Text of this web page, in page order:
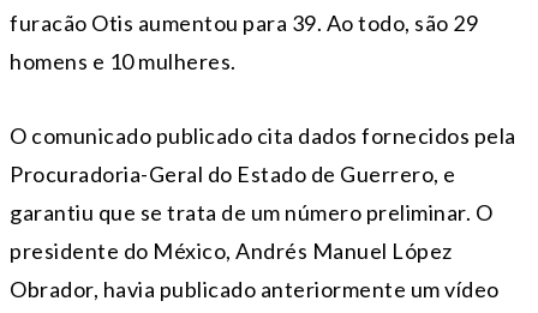
furacão Otis aumentou para 39. Ao todo, são 29
homens e 10 mulheres.
O comunicado publicado cita dados fornecidos pela
Procuradoria-Geral do Estado de Guerrero, e
garantiu que se trata de um número preliminar. O
presidente do México, Andrés Manuel López
Obrador, havia publicado anteriormente um vídeo